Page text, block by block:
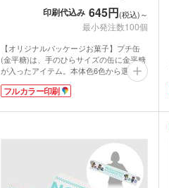
印刷代込み 645円(税込)～
最小発注数100個
【オリジナルパッケージお菓子】プチ缶
(金平糖)は、手のひらサイズの缶に金平糖
が入ったアイテム。本体色6色から選べる
缶は、手になじむマットな質感。缶の天面
にフルカラーで印刷できるので、オリジナ
糖は選べる全7種類。缶と中身の金平糖の
を食べ終わったあとは、小物入れとして長
美術館や水族館などのレジャー施設のオリ
ジナルグッズとしてはもちろん、企業や学
校の周年記念品、結婚式のプチギフトなど
フルカラー印刷
カイロ・湯たんぽ